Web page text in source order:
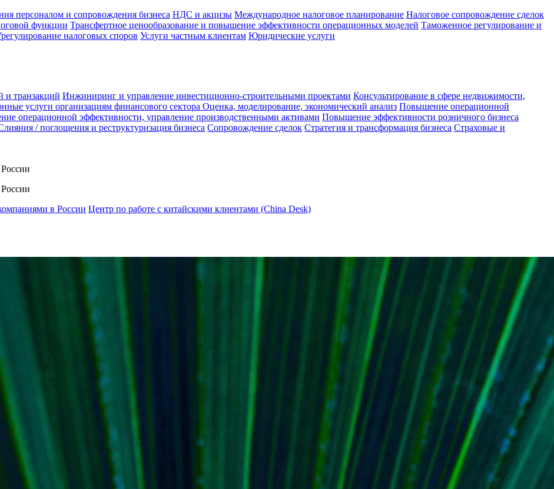
персоналом и сопровождения бизнеса НДС и акцизы Международное налоговое планирование Налоговое сопровождение сделок
функции Трансфертное ценообразование и повышение эффективности операционных моделей Таможенное регулирование и
налоговых споров Услуги частным клиентам Юридические услуги
и транзакций Инжиниринг и управление инвестиционно-строительными проектами Консультирование в сфере недвижимости,
услуги организациям финансового сектора Оценка, моделирование, экономический анализ Повышение операционной
операционной эффективности, управление производственными активами Повышение эффективности розничного бизнеса
/ поглощения и реструктуризация бизнеса Сопровождение сделок Стратегия и трансформация бизнеса Страховые и
в России Центр по работе с китайскими клиентами (China Desk)